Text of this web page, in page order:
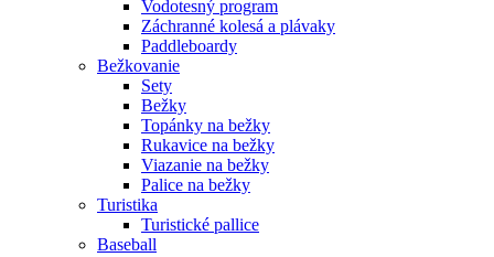
Vodotesný program
Záchranné kolesá a plávaky
Paddleboardy
Bežkovanie
Sety
Bežky
Topánky na bežky
Rukavice na bežky
Viazanie na bežky
Palice na bežky
Turistika
Turistické pallice
Baseball